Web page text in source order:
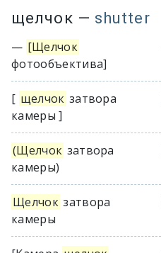
щелчок — shutter
— [Щелчок
фотообъектива]
[ щелчок затвора
камеры ]
(Щелчок затвора
камеры)
Щелчок затвора
камеры